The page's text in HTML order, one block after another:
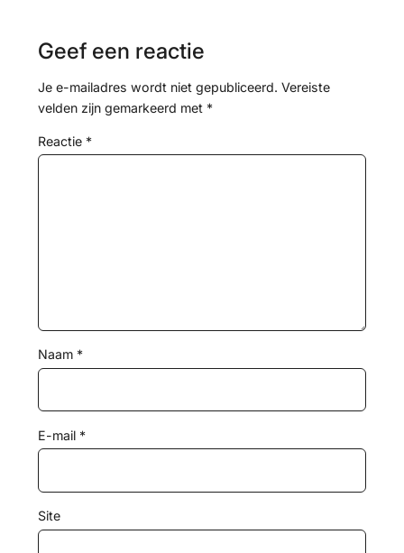
Geef een reactie
Je e-mailadres wordt niet gepubliceerd. Vereiste
velden zijn gemarkeerd met *
Reactie *
Naam *
E-mail *
Site